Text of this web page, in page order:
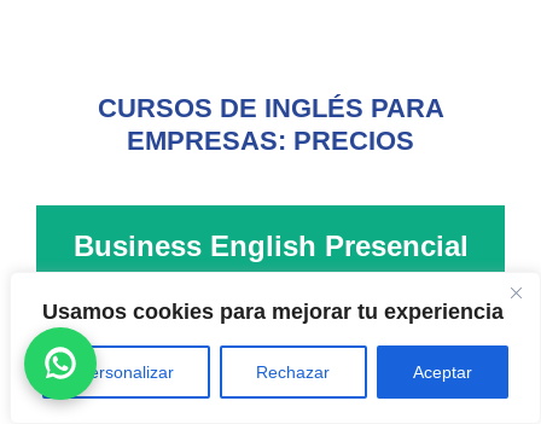
Usamos cookies para mejorar tu experiencia
Personalizar Rechazar Aceptar
CURSOS DE INGLÉS PARA
EMPRESAS: PRECIOS
Business English Presencial
€